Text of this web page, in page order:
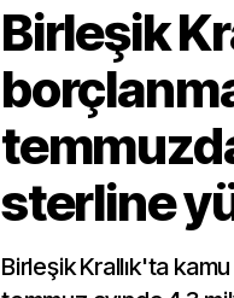
Birleşik
sterline
Birleşik Krallık'ta kamu